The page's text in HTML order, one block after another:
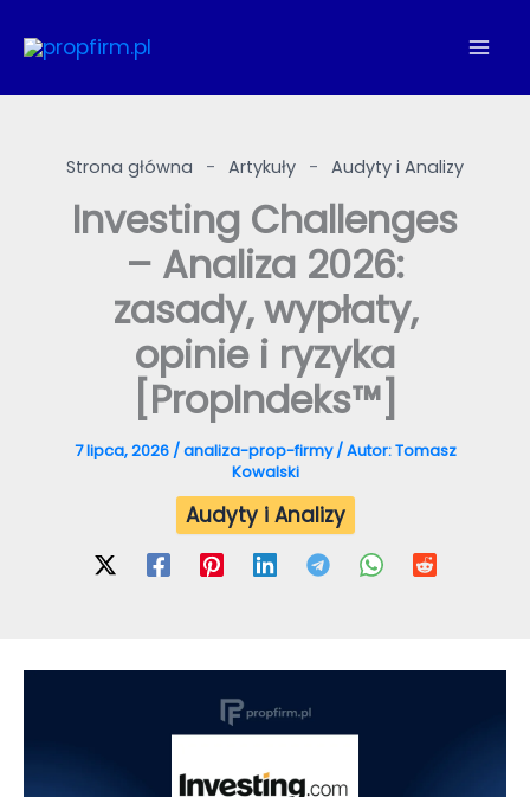
do
Strona główna - Artykuły - Audyty i Analizy
Investing Challenges
– Analiza 2026:
zasady, wypłaty,
opinie i ryzyka
[PropIndeks™]
7 lipca, 2026 /analiza-prop-firmy/ Autor:Tomasz
Kowalski
Audyty i Analizy